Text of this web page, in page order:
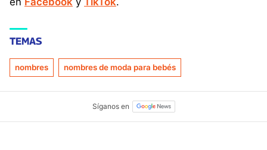
TEMAS
nombres nombres de moda para bebés